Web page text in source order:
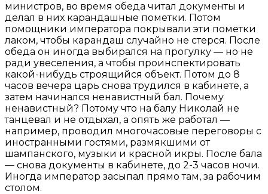
министров, во время обеда читал документы и
делал в них карандашные пометки. Потом
помощники императора покрывали эти пометки
лаком, чтобы карандаш случайно не стерся. После
обеда он иногда выбирался на прогулку — но не
ради увеселения, а чтобы проинспектировать
какой-нибудь строящийся объект. Потом до 8
часов вечера царь снова трудился в кабинете, а
затем начинался ненавистный бал. Почему
ненавистный? Потому что на балу Николай не
танцевал и не отдыхал, а опять же работал —
например, проводил многочасовые переговоры с
иностранными гостями, размякшими от
шампанского, музыки и красной икры. После бала
— снова документы в кабинете, до 2-3 часов ночи.
Иногда император засыпал прямо там, за рабочим
столом.